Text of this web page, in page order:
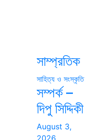
সাম্প্রতিক
সাহিত্য ও সংস্কৃতি
সম্পর্ক –
দিপু সিদ্দিকী
August 3,
2026